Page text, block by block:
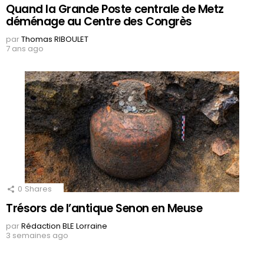
Quand la Grande Poste centrale de Metz
déménage au Centre des Congrès
parThomas RIBOULET
7 ans ago
0 Shares
Trésors de l’antique Senon en Meuse
parRédaction BLE Lorraine
3 semaines ago